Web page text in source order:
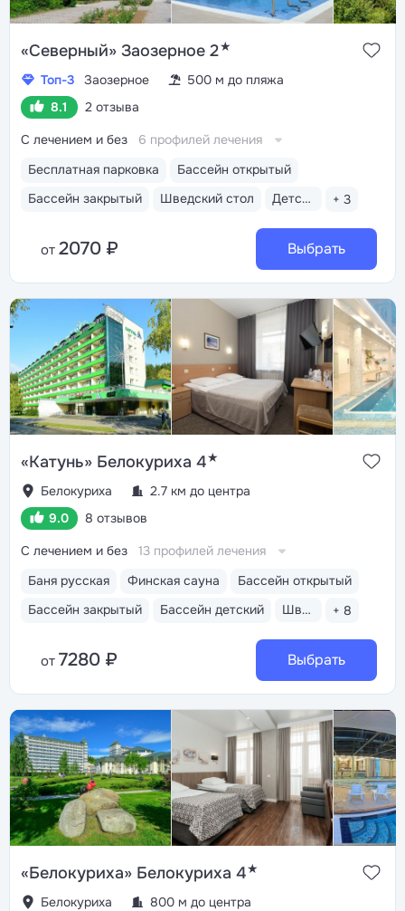
«Северный» Заозерное 2★
Топ-3 Заозерное
500 м до пляжа
8.1
2 отзыва
Бесплатная парковка
Бассейн открытый
Бассейн закрытый
Шведский стол Детская комната + 3
С лечением и без 6 профилей лечения
от 2070 ₽ Выбрать
«Катунь» Белокуриха 4★
Белокуриха
2.7 км до центра
9.0
8 отзывов
Баня русская Финская сауна
Бассейн открытый
Бассейн закрытый
Бассейн детский Шведский стол + 8
С лечением и без 13 профилей лечения
от 7280 ₽ Выбрать
«Белокуриха» Белокуриха 4★
Белокуриха
800 м до центра